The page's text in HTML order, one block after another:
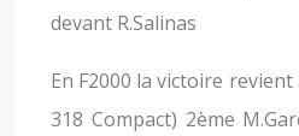
devant R.Salinas
En F2000 la victoire
318 Compact) 2ème